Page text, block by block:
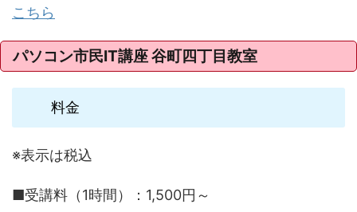
こちら
パソコン市民IT講座 谷町四丁目教室
料金
※表示は税込
■受講料（1時間）：1,500円～